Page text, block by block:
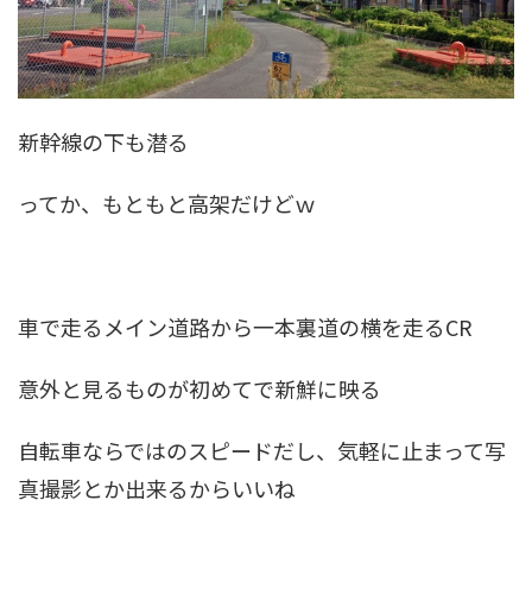
新幹線の下も潜る
ってか、もともと高架だけどｗ
車で走るメイン道路から一本裏道の横を走るCR
意外と見るものが初めてで新鮮に映る
自転車ならではのスピードだし、気軽に止まって写
真撮影とか出来るからいいね